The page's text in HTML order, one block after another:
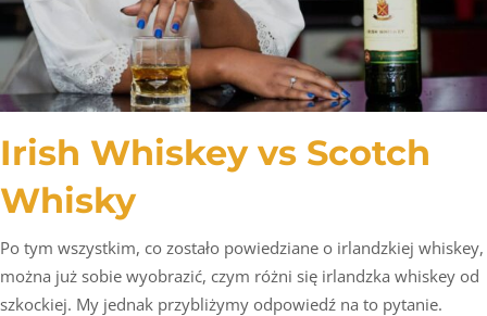
Irish Whiskey vs Scotch
Whisky
Po tym wszystkim, co zostało powiedziane o irlandzkiej whiskey,
można już sobie wyobrazić, czym różni się irlandzka whiskey od
szkockiej. My jednak przybliżymy odpowiedź na to pytanie.